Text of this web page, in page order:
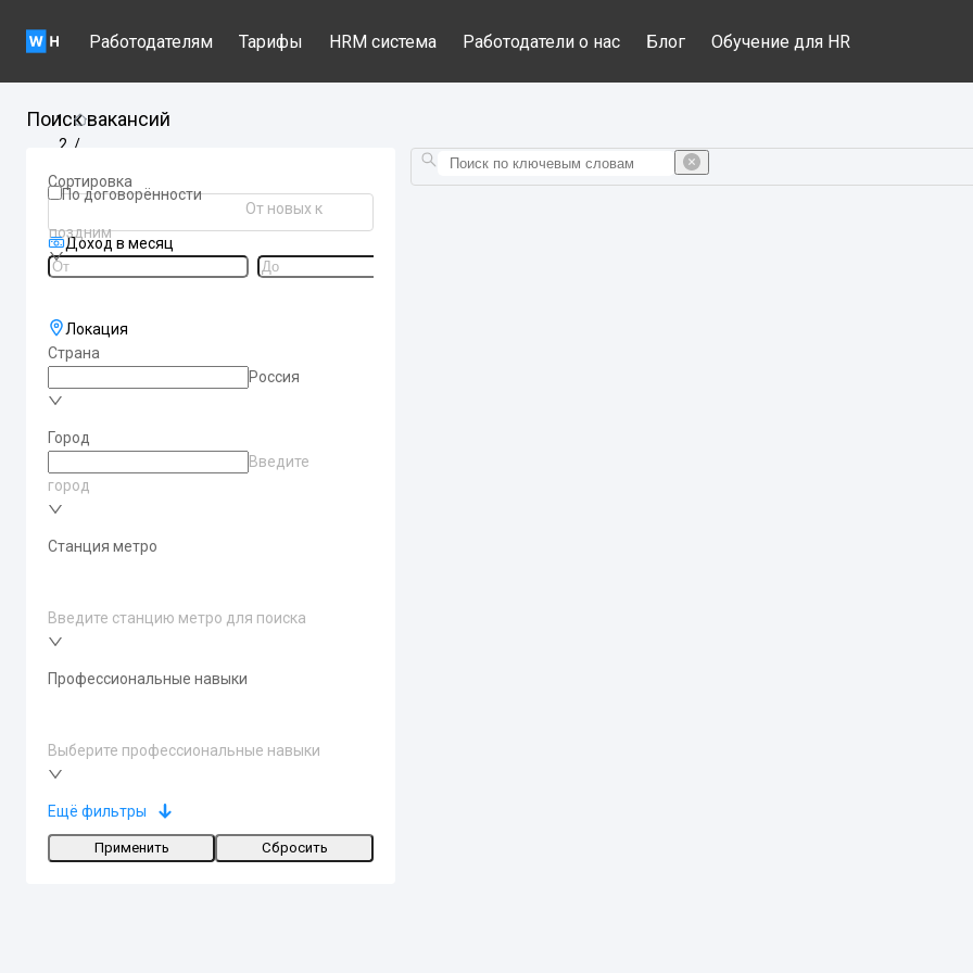
Работодателям Тарифы HRM система Работодатели о нас Блог Обучение для HR
/
/
Поиск вакансий
Сортировка
От новых к
поздним
Доход в месяц
По договорённости
Локация
Страна
Россия
Город
Введите
город
Станция метро
Введите станцию метро для поиска
Профессиональные навыки
Выберите профессиональные навыки
Ещё фильтры
Применить Сбросить